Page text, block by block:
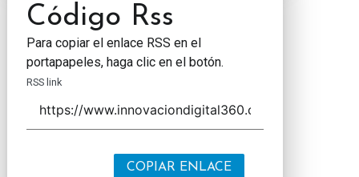
Código Rss
Para copiar el enlace RSS en el
portapapeles, haga clic en el botón.
RSS link
COPIAR ENLACE